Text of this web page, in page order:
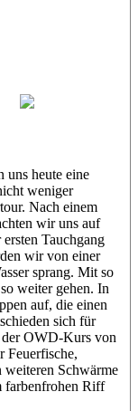
uns heute eine
weniger
Nach einem
wir uns auf
Tauchgang
wir von einer
sprang. Mit so
weiter gehen. In
auf, die einen
sich für
der OWD-Kurs von
Feuerfische,
Schwärme
farbenfrohen Riff